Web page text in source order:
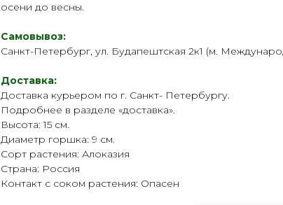
осени до весны.
Самовывоз:
Санкт-Петербург, ул. Будапештская 2к1 (м.
Доставка:
Доставка курьером по г. Санкт- Петербургу.
Подробнее в разделе «доставка».
Высота: 15 см.
Диаметр горшка: 9 см.
Сорт растения: Алоказия
Страна: Россия
Контакт с соком растения: Опасен